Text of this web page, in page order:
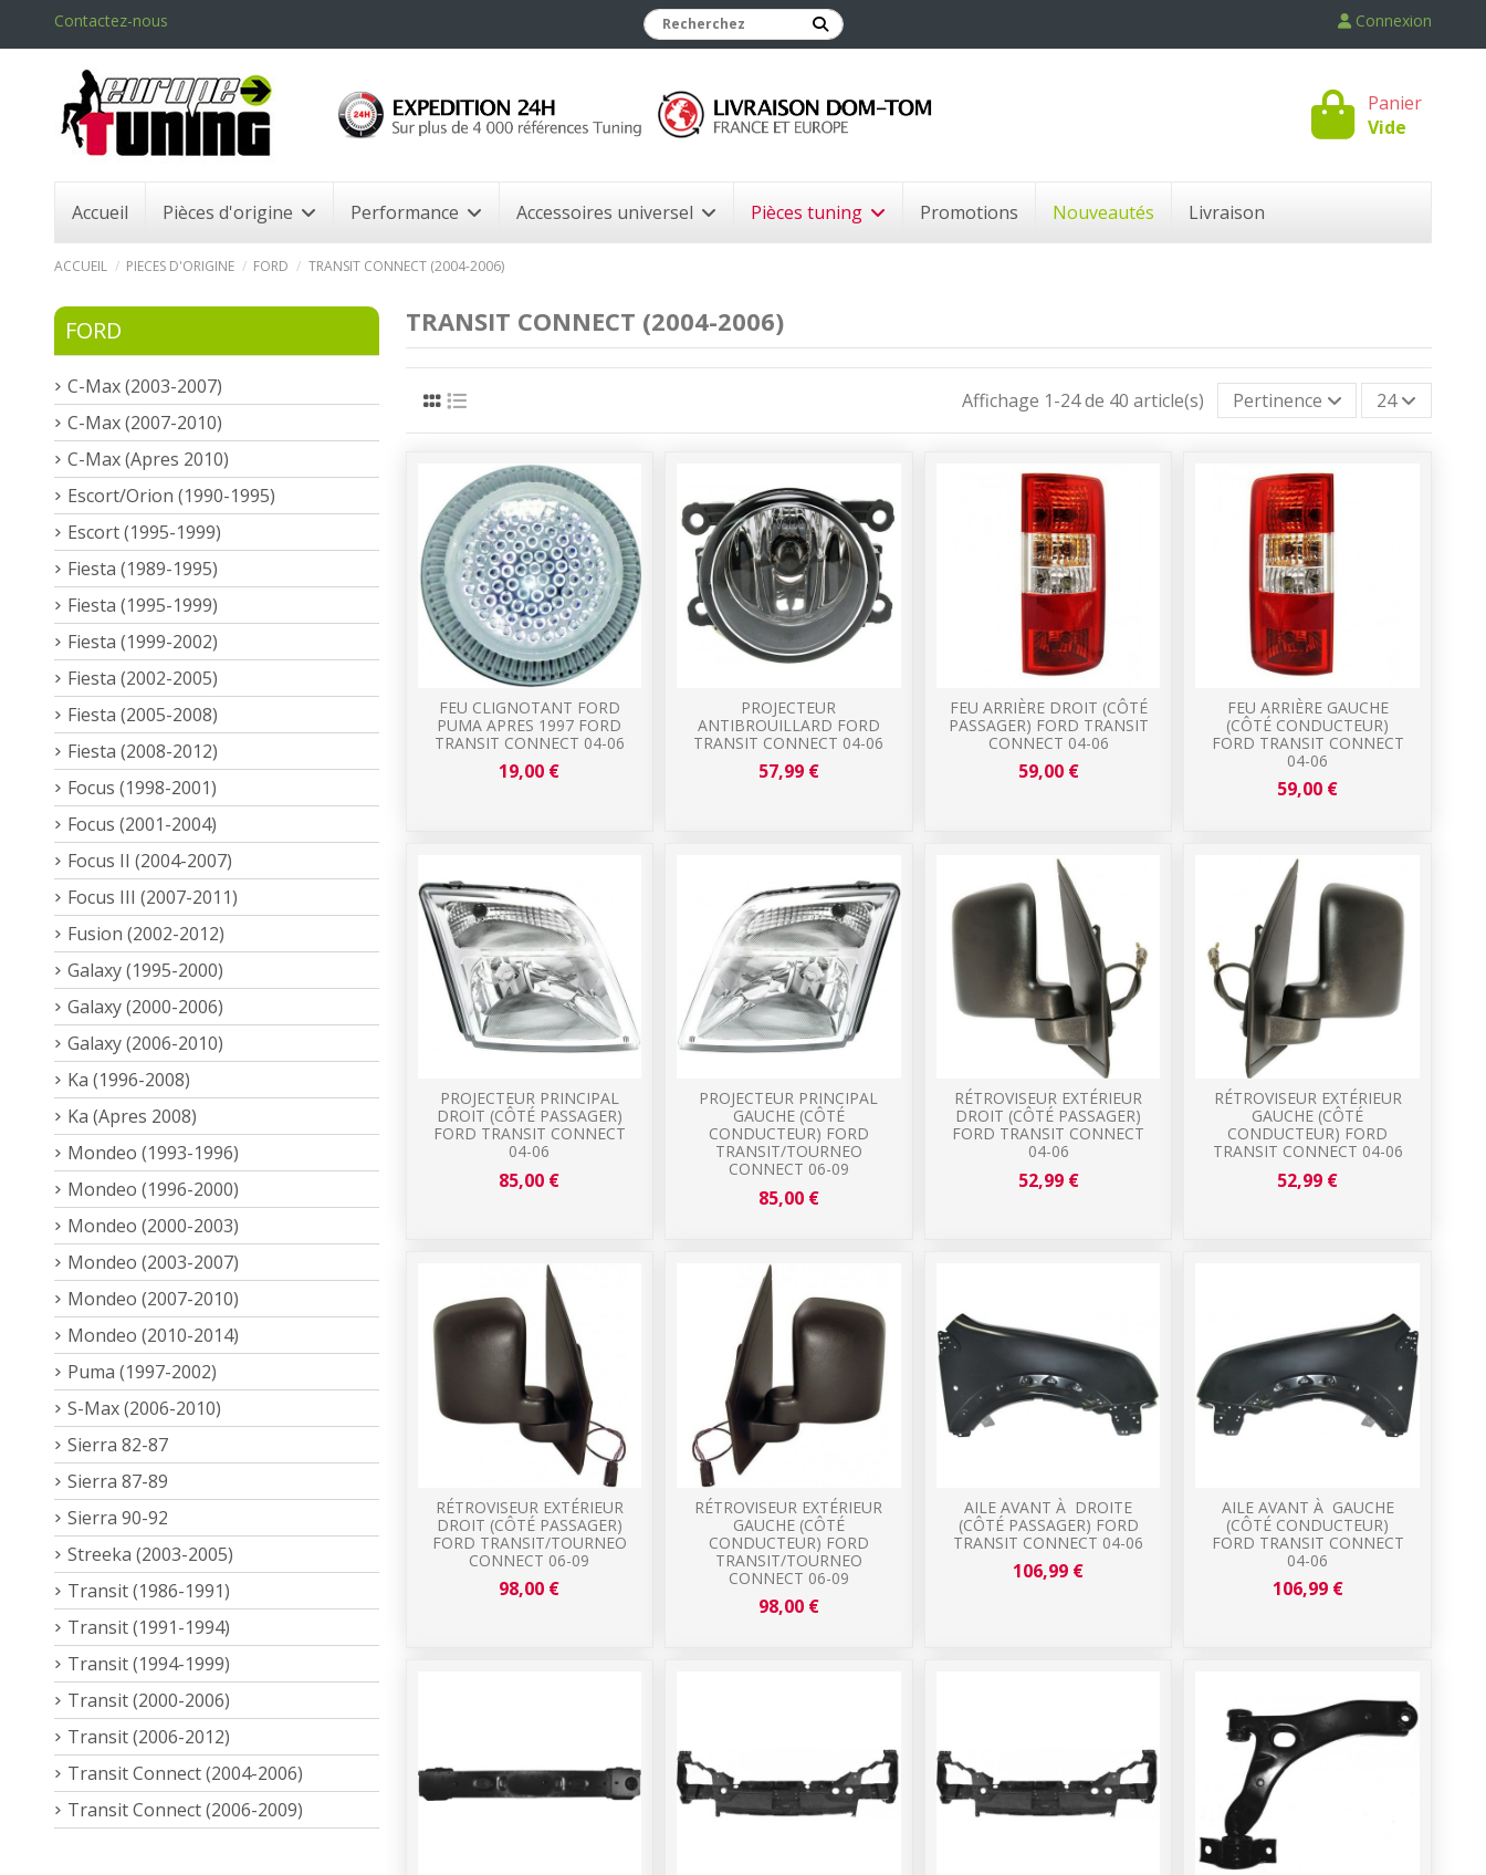
Contactez-nous Connexion
Panier
Vide
Accueil Pièces d'origine Performance Accessoires universel Pièces tuning Promotions Nouveautés Livraison
ACCUEIL PIECES D'ORIGINE FORD TRANSIT CONNECT (2004-2006)
TRANSIT CONNECT (2004-2006)
Affichage 1-24 de 40 article(s) Pertinence 24
FEU CLIGNOTANT FORD
PUMA APRES 1997 FORD
TRANSIT CONNECT 04-06
19,00 €
PROJECTEUR
ANTIBROUILLARD FORD
TRANSIT CONNECT 04-06
57,99 €
FEU ARRIÈRE DROIT (CÔTÉ
PASSAGER) FORD TRANSIT
CONNECT 04-06
59,00 €
FEU ARRIÈRE GAUCHE
(CÔTÉ CONDUCTEUR)
FORD TRANSIT CONNECT
04-06
59,00 €
PROJECTEUR PRINCIPAL
DROIT (CÔTÉ PASSAGER)
FORD TRANSIT CONNECT
04-06
85,00 €
PROJECTEUR PRINCIPAL
GAUCHE (CÔTÉ
CONDUCTEUR) FORD
TRANSIT/TOURNEO
CONNECT 06-09
85,00 €
RÉTROVISEUR EXTÉRIEUR
DROIT (CÔTÉ PASSAGER)
FORD TRANSIT CONNECT
04-06
52,99 €
RÉTROVISEUR EXTÉRIEUR
GAUCHE (CÔTÉ
CONDUCTEUR) FORD
TRANSIT CONNECT 04-06
52,99 €
RÉTROVISEUR EXTÉRIEUR
DROIT (CÔTÉ PASSAGER)
FORD TRANSIT/TOURNEO
CONNECT 06-09
98,00 €
RÉTROVISEUR EXTÉRIEUR
GAUCHE (CÔTÉ
CONDUCTEUR) FORD
TRANSIT/TOURNEO
CONNECT 06-09
98,00 €
AILE AVANT À DROITE
(CÔTÉ PASSAGER) FORD
TRANSIT CONNECT 04-06
106,99 €
AILE AVANT À GAUCHE
(CÔTÉ CONDUCTEUR)
FORD TRANSIT CONNECT
04-06
106,99 €
FORD
C-Max (2003-2007)
C-Max (2007-2010)
C-Max (Apres 2010)
Escort/Orion (1990-1995)
Escort (1995-1999)
Fiesta (1989-1995)
Fiesta (1995-1999)
Fiesta (1999-2002)
Fiesta (2002-2005)
Fiesta (2005-2008)
Fiesta (2008-2012)
Focus (1998-2001)
Focus (2001-2004)
Focus II (2004-2007)
Focus III (2007-2011)
Fusion (2002-2012)
Galaxy (1995-2000)
Galaxy (2000-2006)
Galaxy (2006-2010)
Ka (1996-2008)
Ka (Apres 2008)
Mondeo (1993-1996)
Mondeo (1996-2000)
Mondeo (2000-2003)
Mondeo (2003-2007)
Mondeo (2007-2010)
Mondeo (2010-2014)
Puma (1997-2002)
S-Max (2006-2010)
Sierra 82-87
Sierra 87-89
Sierra 90-92
Streeka (2003-2005)
Transit (1986-1991)
Transit (1991-1994)
Transit (1994-1999)
Transit (2000-2006)
Transit (2006-2012)
Transit Connect (2004-2006)
Transit Connect (2006-2009)